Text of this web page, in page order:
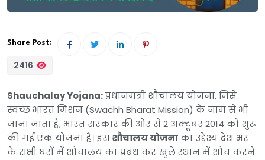
Share Post:
2416
Shauchalay Yojana:प्रधानमंत्री शौचालय योजना, जिसे
स्वच्छ भारत मिशन (Swachh Bharat Mission) के नाम से भी
जाना जाता है, भारत सरकार की ओर से 2 अक्टूबर 2014 को शुरू
की गई एक योजना है। इसशौचालय योजनाका उद्देश्य देश भर
के सभी घरों में शौचालय का प्रबंध कर खुले स्थान में शौच करने